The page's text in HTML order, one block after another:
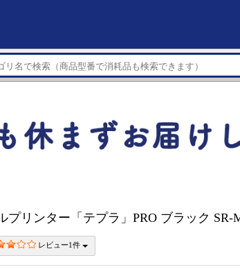
プリンター「テプラ」PRO ブラック SR-
レビュー1件